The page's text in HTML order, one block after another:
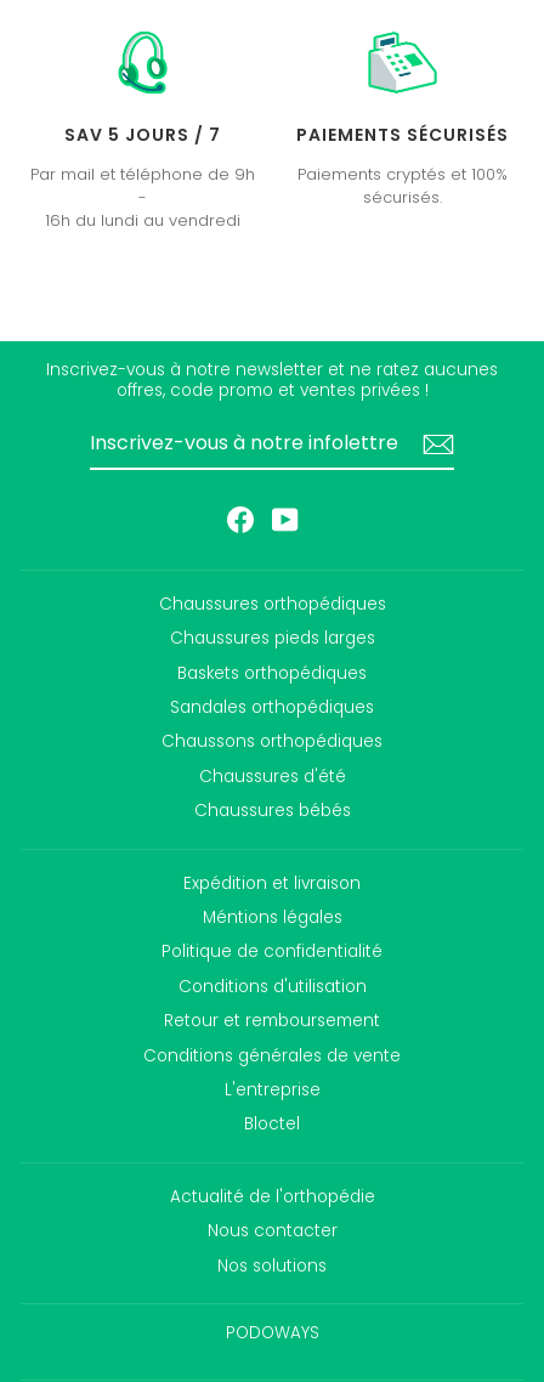
SAV 5 JOURS / 7
Par mail et téléphone de 9h
-
16h du lundi au vendredi
PAIEMENTS SÉCURISÉS
Paiements cryptés et 100%
sécurisés.
Inscrivez-vous à notre newsletter et ne ratez aucunes
offres, code promo et ventes privées !
FacebookYouTube
Chaussures orthopédiques
Chaussures pieds larges
Baskets orthopédiques
Sandales orthopédiques
Chaussons orthopédiques
Chaussures d'été
Chaussures bébés
Expédition et livraison
Méntions légales
Politique de confidentialité
Conditions d'utilisation
Retour et remboursement
Conditions générales de vente
L'entreprise
Bloctel
Actualité de l'orthopédie
Nous contacter
Nos solutions
PODOWAYS